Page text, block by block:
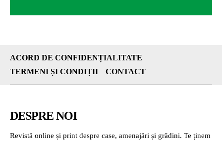
ACORD DE CONFIDENȚIALITATE
TERMENI ȘI CONDIȚII
CONTACT
DESPRE NOI
Revistă online și print despre case, amenajări și grădini. Te ținem